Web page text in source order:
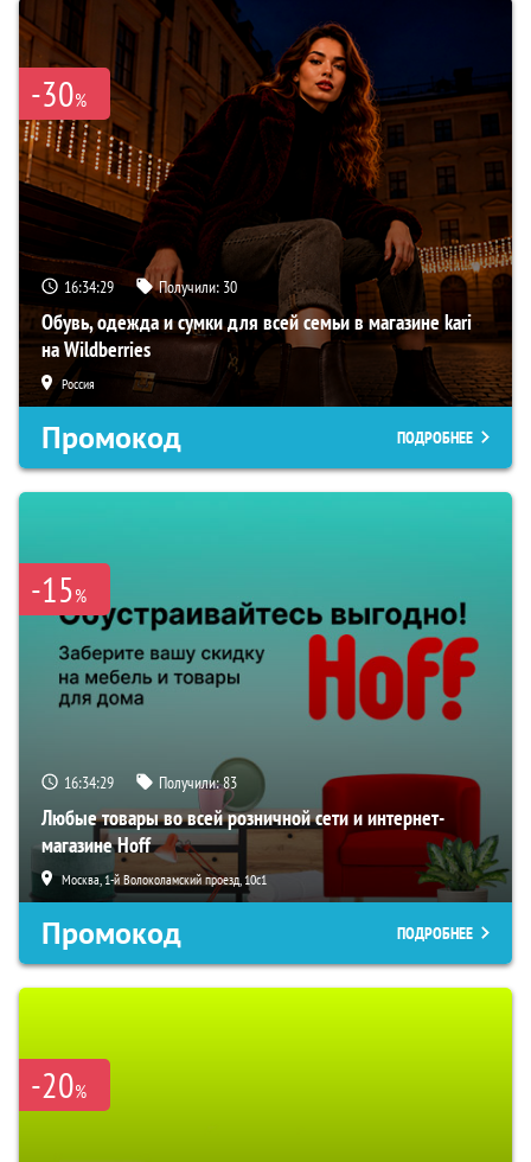
-30%
16:34:28 Получили: 30
Обувь, одежда и сумки для всей семьи в магазине kari
на Wildberries
Россия
Промокод ПОДРОБНЕЕ
-15%
16:34:28 Получили:83
Любые товары во всей розничной сети и интернет-
магазине Hoff
Москва, 1-й Волоколамский проезд, 10с1
Промокод ПОДРОБНЕЕ
-20%